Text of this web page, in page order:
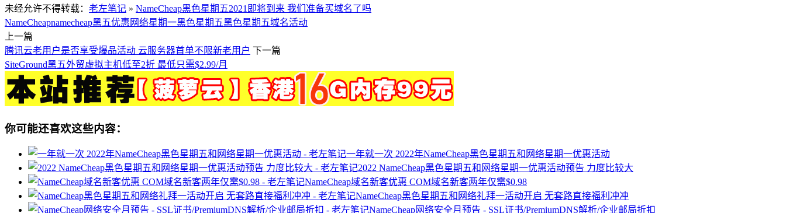
未经允许不得转载： 老左笔记 » NameCheap黑色星期五2021即将到来 我们准备买域名了吗
NameCheapnamecheap黑五优惠 网络星期一黑色星期五黑色星期五域名活动
上一篇
腾讯云老用户是否享受爆品活动 云服务器首单不限新老用户 下一篇
SiteGround黑五外贸虚拟主机低至2折 最低只需$2.99/月
你可能还喜欢这些内容：
一年就一次 2022年NameCheap黑色星期五和网络星期一优惠活动
2022 NameCheap黑色星期五和网络星期一优惠活动预告 力度比较大
NameCheap域名新客优惠 COM域名新客两年仅需$0.98
NameCheap黑色星期五和网络礼拜一活动开启 无套路直接福利冲冲
NameCheap网络安全月预告 - SSL证书/PremiumDNS解析/企业邮局折扣